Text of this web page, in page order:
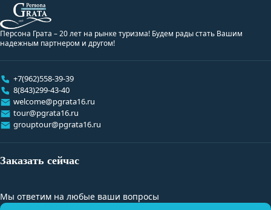
Персона Грата – 20 лет на рынке туризма! Будем рады стать Вашим
надежным партнером и другом!
+7(962)558-39-39
8(843)299-43-40
welcome@pgrata16.ru
tour@pgrata16.ru
grouptour@pgrata16.ru
Заказать сейчас
Мы ответим на любые ваши вопросы